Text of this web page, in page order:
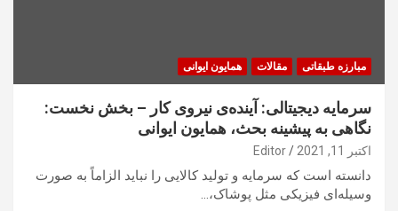
مبارزه طبقاتی مقالات همایون ایوانی
سرمایه‌ دیجیتالی: آینده‌ی نیروی کار – بخش نخست:
نگاهی به پیشینه بحث، همایون ایوانی
اکتبر 11, 2021 Editor
دانسته است که سرمایه و تولید کالایی را نباید الزاماً به صورت
وسیله‌ای فیزیکی مثل پوشاک،…